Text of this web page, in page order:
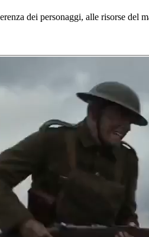
dei personaggi, alle risorse del